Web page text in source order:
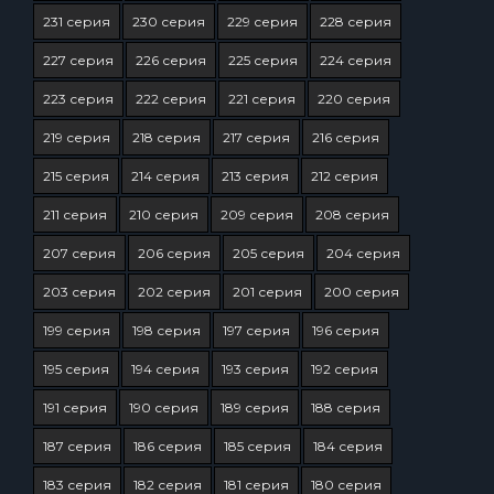
231 серия 230 серия 229 серия 228 серия
227 серия 226 серия 225 серия 224 серия
223 серия 222 серия 221 серия 220 серия
219 серия 218 серия 217 серия 216 серия
215 серия 214 серия 213 серия 212 серия
211 серия 210 серия 209 серия 208 серия
207 серия 206 серия 205 серия 204 серия
203 серия 202 серия 201 серия 200 серия
199 серия 198 серия 197 серия 196 серия
195 серия 194 серия 193 серия 192 серия
191 серия 190 серия 189 серия 188 серия
187 серия 186 серия 185 серия 184 серия
183 серия 182 серия 181 серия 180 серия